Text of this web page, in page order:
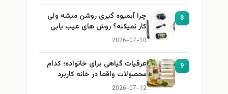
8
چرا آبمیوه گیری روشن میشه ولی
کار نمیکنه؟ روش های عیب یابی
2026-07-10
9
عرقیات گیاهی برای خانواده؛ کدام
محصولات واقعا در خانه کاربرد
دارند؟
2026-07-12